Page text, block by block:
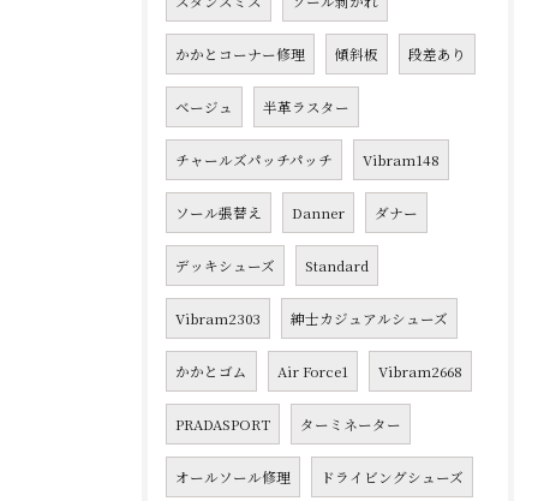
かかとコーナー修理 傾斜板 段差あり
ベージュ 半革ラスター
チャールズパッチパッチ Vibram148
ソール張替え Danner ダナー
デッキシューズ Standard
Vibram2303 紳士カジュアルシューズ
かかとゴム Air Force1 Vibram2668
PRADASPORT ターミネーター
オールソール修理 ドライビングシューズ